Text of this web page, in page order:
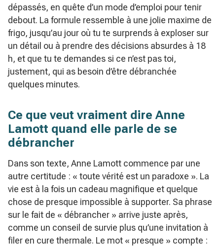
dépassés, en quête d’un mode d’emploi pour tenir
debout. La formule ressemble à une jolie maxime de
frigo, jusqu’au jour où tu te surprends à exploser sur
un détail ou à prendre des décisions absurdes à 18
h, et que tu te demandes si ce n’est pas toi,
justement, qui as besoin d’être débranchée
quelques minutes.
Ce que veut vraiment dire Anne
Lamott quand elle parle de se
débrancher
Dans son texte, Anne Lamott commence par une
autre certitude : « toute vérité est un paradoxe ». La
vie est à la fois un cadeau magnifique et quelque
chose de presque impossible à supporter. Sa phrase
sur le fait de « débrancher » arrive juste après,
comme un conseil de survie plus qu’une invitation à
filer en cure thermale. Le mot « presque » compte :